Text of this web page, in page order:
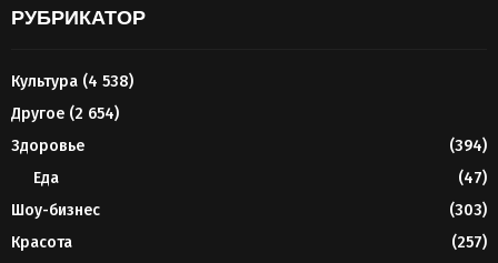
РУБРИКАТОР
Культура (4 538)
Другое (2 654)
Здоровье
(394)
Еда
(47)
Шоу-бизнес
(303)
Красота
(257)